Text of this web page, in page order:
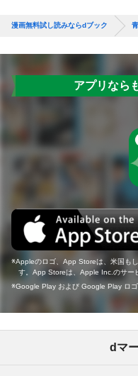
漫画無料試し読みならdブック
アプリなら
Appleのロゴ、App Storeは、米国も
す。App Storeは、Apple Inc.のサー
Google Play および Google Play ロ
dマ